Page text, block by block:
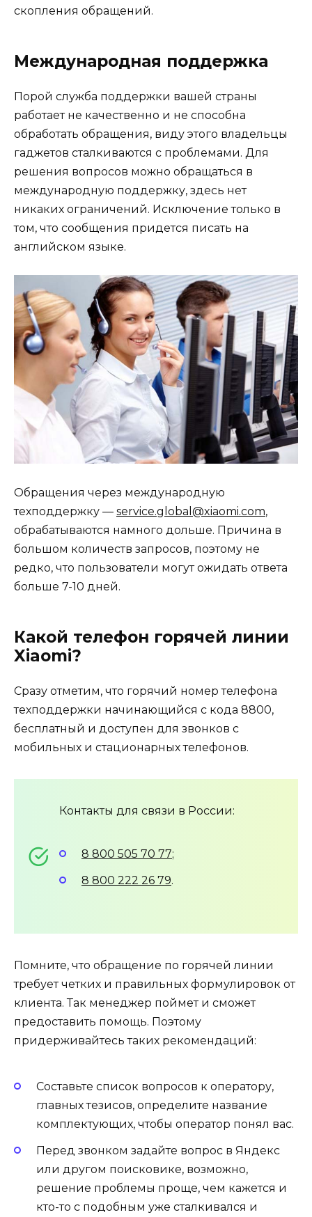
скопления обращений.
Международная поддержка
Порой служба поддержки вашей страны
работает не качественно и не способна
обработать обращения, виду этого владельцы
гаджетов сталкиваются с проблемами. Для
решения вопросов можно обращаться в
международную поддержку, здесь нет
никаких ограничений. Исключение только в
том, что сообщения придется писать на
английском языке.
Обращения через международную
техподдержку — service.global@xiaomi.com,
обрабатываются намного дольше. Причина в
большом количеств запросов, поэтому не
редко, что пользователи могут ожидать ответа
больше 7-10 дней.
Какой телефон горячей линии
Xiaomi?
Сразу отметим, что горячий номер телефона
техподдержки начинающийся с кода 8800,
бесплатный и доступен для звонков с
мобильных и стационарных телефонов.
Контакты для связи в России:
8 800 505 70 77;
8 800 222 26 79.
Помните, что обращение по горячей линии
требует четких и правильных формулировок от
клиента. Так менеджер поймет и сможет
предоставить помощь. Поэтому
придерживайтесь таких рекомендаций:
Составьте список вопросов к оператору,
главных тезисов, определите название
комплектующих, чтобы оператор понял вас.
Перед звонком задайте вопрос в Яндекс
или другом поисковике, возможно,
решение проблемы проще, чем кажется и
кто-то с подобным уже сталкивался и